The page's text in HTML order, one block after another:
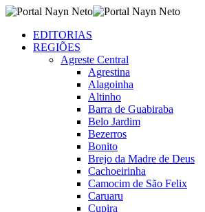
EDITORIAS
REGIÕES
Agreste Central
Agrestina
Alagoinha
Altinho
Barra de Guabiraba
Belo Jardim
Bezerros
Bonito
Brejo da Madre de Deus
Cachoeirinha
Camocim de São Felix
Caruaru
Cupira